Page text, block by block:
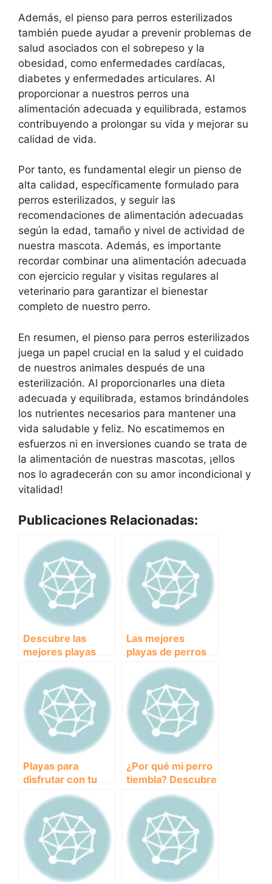
Además, el pienso para perros esterilizados
también puede ayudar a prevenir problemas de
salud asociados con el sobrepeso y la
obesidad, como enfermedades cardíacas,
diabetes y enfermedades articulares. Al
proporcionar a nuestros perros una
alimentación adecuada y equilibrada, estamos
contribuyendo a prolongar su vida y mejorar su
calidad de vida.
Por tanto, es fundamental elegir un pienso de
alta calidad, específicamente formulado para
perros esterilizados, y seguir las
recomendaciones de alimentación adecuadas
según la edad, tamaño y nivel de actividad de
nuestra mascota. Además, es importante
recordar combinar una alimentación adecuada
con ejercicio regular y visitas regulares al
veterinario para garantizar el bienestar
completo de nuestro perro.
En resumen, el pienso para perros esterilizados
juega un papel crucial en la salud y el cuidado
de nuestros animales después de una
esterilización. Al proporcionarles una dieta
adecuada y equilibrada, estamos brindándoles
los nutrientes necesarios para mantener una
vida saludable y feliz. No escatimemos en
esfuerzos ni en inversiones cuando se trata de
la alimentación de nuestras mascotas, ¡ellos
nos lo agradecerán con su amor incondicional y
vitalidad!
Publicaciones Relacionadas:
Descubre las
mejores playas
para disfrutar con
tu perro en Galicia
Las mejores
playas de perros
en Cádiz para
disfrutar con tu
mejor amigo
peludo
Playas para
disfrutar con tu
perro en Huelva:
descubre los
mejores destinos
¿Por qué mi perro
tiembla? Descubre
las posibles
causas y cómo
ayudarlo.